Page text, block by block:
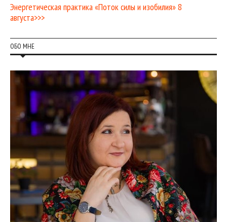
Энергетическая практика «Поток силы и изобилия» 8
августа>>>
ОБО МНЕ